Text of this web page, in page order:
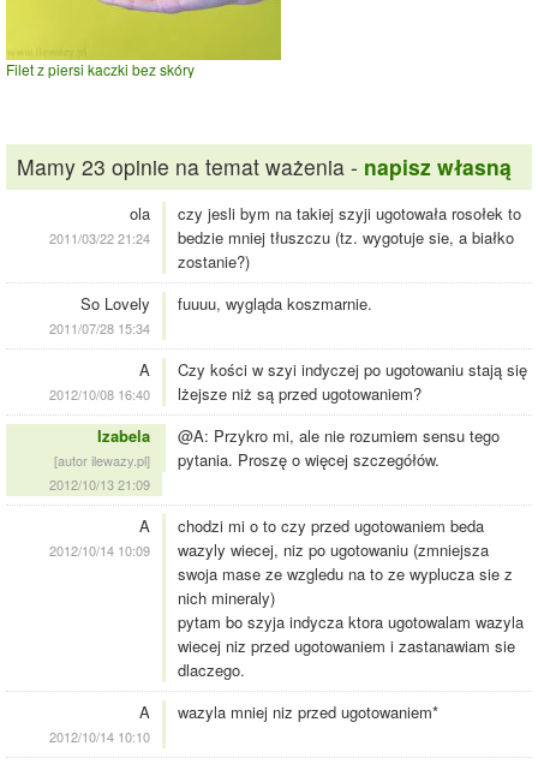
Filet z piersi kaczki bez skóry
Mamy 23 opinie na temat ważenia - napisz własną
ola
2011/03/22 21:24
czy jesli bym na takiej szyji ugotowała rosołek to
bedzie mniej tłuszczu (tz. wygotuje sie, a białko
zostanie?)
So Lovely
2011/07/28 15:34
fuuuu, wygląda koszmarnie.
A
2012/10/08 16:40
Czy kości w szyi indyczej po ugotowaniu stają się
lżejsze niż są przed ugotowaniem?
Izabela
[autor ilewazy.pl]
2012/10/13 21:09
@A: Przykro mi, ale nie rozumiem sensu tego
pytania. Proszę o więcej szczegółów.
A
2012/10/14 10:09
chodzi mi o to czy przed ugotowaniem beda
wazyly wiecej, niz po ugotowaniu (zmniejsza
swoja mase ze wzgledu na to ze wyplucza sie z
nich mineraly)
pytam bo szyja indycza ktora ugotowalam wazyla
wiecej niz przed ugotowaniem i zastanawiam sie
dlaczego.
A
2012/10/14 10:10
wazyla mniej niz przed ugotowaniem*